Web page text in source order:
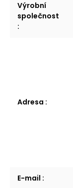
Výrobní
společnost
:
Adresa :
E-mail :